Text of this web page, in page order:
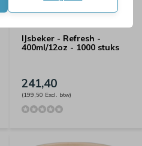
IJsbeker - Refresh -
400ml/12oz - 1000 stuks
241,40
(199,50 Excl. btw)